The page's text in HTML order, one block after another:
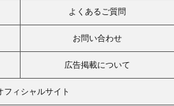
よくあるご質問
お問い合わせ
広告掲載について
フィシャルサイト